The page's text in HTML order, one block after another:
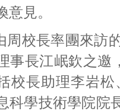
意見。
長率團來訪的
事長江岷欽之邀
校長助理李岩
科學技術學院院